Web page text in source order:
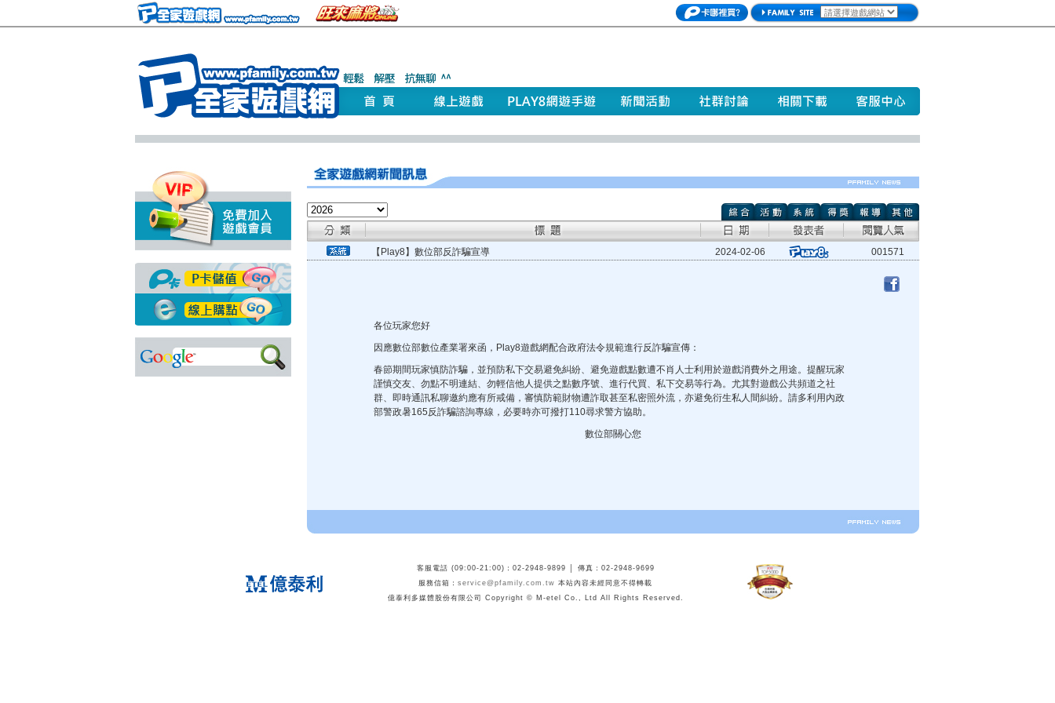
【Play8】數位部反詐騙宣導 2024-02-06 001571
各位玩家您好
因應數位部數位產業署來函，Play8遊戲網配合政府法令規範進行反詐騙宣傳：
春節期間玩家慎防詐騙，並預防私下交易避免糾紛、避免遊戲點數遭不肖人士利用於遊戲消費外之用途。提醒玩家
謹慎交友、勿點不明連結、勿輕信他人提供之點數序號、進行代買、私下交易等行為。尤其對遊戲公共頻道之社
群、即時通訊私聊邀約應有所戒備，審慎防範財物遭詐取甚至私密照外流，亦避免衍生私人間糾紛。請多利用內政
部警政暑165反詐騙諮詢專線，必要時亦可撥打110尋求警方協助。
數位部關心您